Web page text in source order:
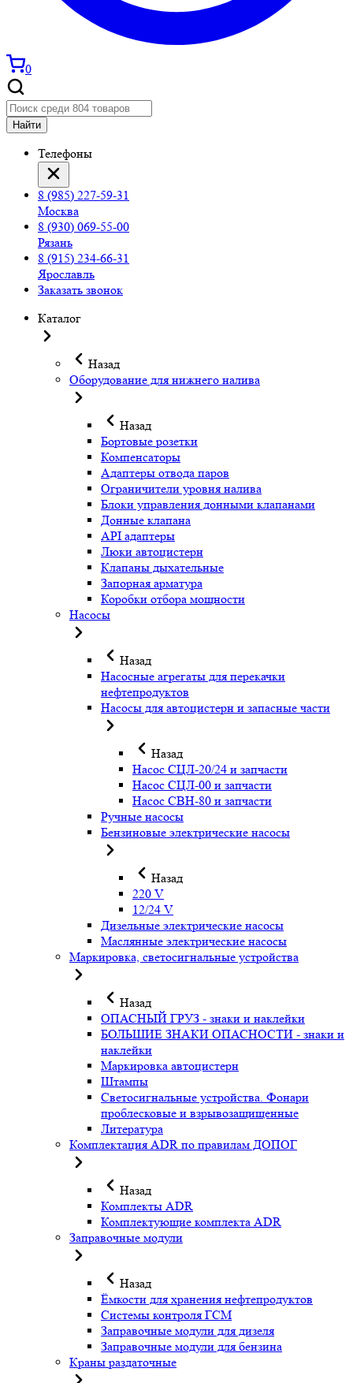
0
Найти
Телефоны
8 (985) 227-59-31
Москва
8 (930) 069-55-00
Рязань
8 (915) 234-66-31
Ярославль
Заказать звонок
Каталог
Назад
Оборудование для нижнего налива
Назад
Бортовые розетки
Компенсаторы
Адаптеры отвода паров
Ограничители уровня налива
Блоки управления донными клапанами
Донные клапана
API адаптеры
Люки автоцистерн
Клапаны дыхательные
Запорная арматура
Коробки отбора мощности
Насосы
Назад
Насосные агрегаты для перекачки
нефтепродуктов
Насосы для автоцистерн и запасные части
Назад
Насос СЦЛ-20/24 и запчасти
Насос СЦЛ-00 и запчасти
Насос СВН-80 и запчасти
Ручные насосы
Бензиновые электрические насосы
Назад
220 V
12/24 V
Дизельные электрические насосы
Маслянные электрические насосы
Маркировка, светосигнальные устройства
Назад
ОПАСНЫЙ ГРУЗ - знаки и наклейки
БОЛЬШИЕ ЗНАКИ ОПАСНОСТИ - знаки и
наклейки
Маркировка автоцистерн
Штампы
Светосигнальные устройства. Фонари
проблесковые и взрывозащищенные
Литература
Комплектация ADR по правилам ДОПОГ
Назад
Комплекты ADR
Комплектующие комплекта ADR
Заправочные модули
Назад
Ёмкости для хранения нефтепродуктов
Системы контроля ГСМ
Заправочные модули для дизеля
Заправочные модули для бензина
Краны раздаточные